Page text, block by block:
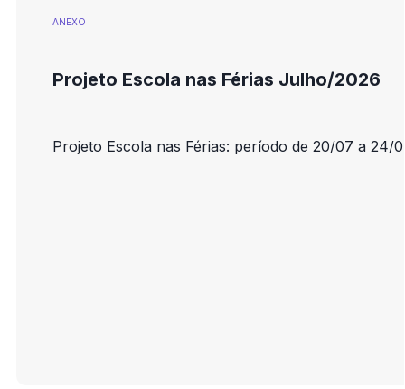
ANEXO
Projeto Escola nas Férias Julho/2026
Projeto Escola nas Férias: período de 20/07 a 24/